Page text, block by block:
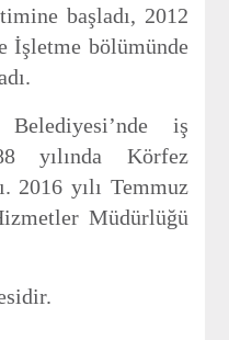
başladı, 2012
İşletme bölümünde
iş
yılında Körfez
2016 yılı Temmuz
Müdürlüğü